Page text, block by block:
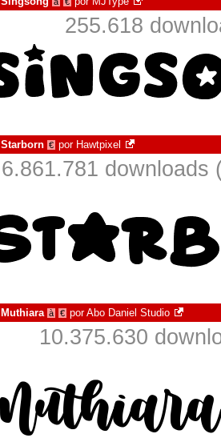
255.618
Starborn € por Hawtpixel
6.861.781 downloads
Muthiara à € porAbo Daniel Studio
10.375.630